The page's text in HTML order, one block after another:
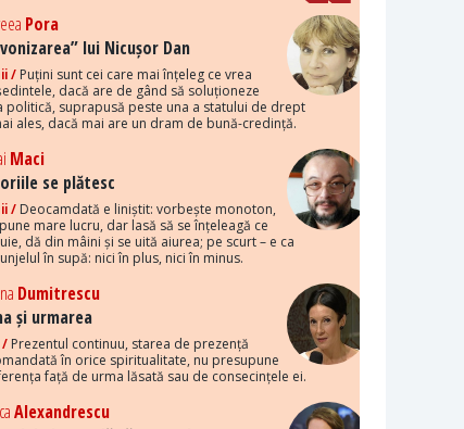
Pora
lui Nicușor Dan
/ Puțini sunt cei care mai înțeleg ce vrea
dacă are de gând să soluționeze
politică, suprapusă peste una a statului de drept
ales, dacă mai are un dram de bună-credință.
Maci
se plătesc
/ Deocamdată e liniștit: vorbește monoton,
mare lucru, dar lasă să se înțeleagă ce
dă din mâini și se uită aiurea; pe scurt – e ca
în supă: nici în plus, nici în minus.
Dumitrescu
și urmarea
/ Prezentul continuu, starea de prezență
în orice spiritualitate, nu presupune
față de urma lăsată sau de consecințele ei.
Alexandrescu